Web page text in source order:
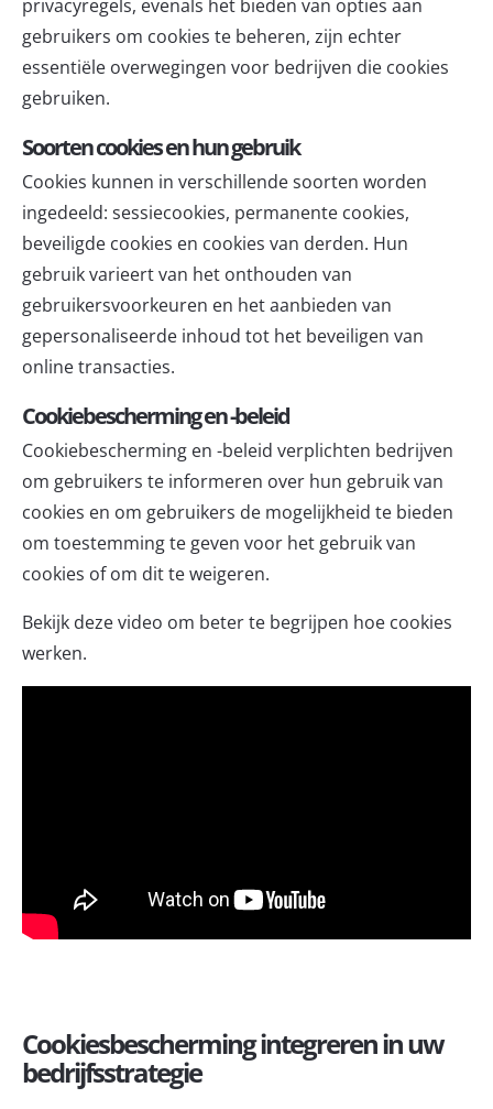
privacyregels, evenals het bieden van opties aan
gebruikers om cookies te beheren, zijn echter
essentiële overwegingen voor bedrijven die cookies
gebruiken.
Soorten cookies en hun gebruik
Cookies kunnen in verschillende soorten worden
ingedeeld: sessiecookies, permanente cookies,
beveiligde cookies en cookies van derden. Hun
gebruik varieert van het onthouden van
gebruikersvoorkeuren en het aanbieden van
gepersonaliseerde inhoud tot het beveiligen van
online transacties.
Cookiebescherming en -beleid
Cookiebescherming en -beleid verplichten bedrijven
om gebruikers te informeren over hun gebruik van
cookies en om gebruikers de mogelijkheid te bieden
om toestemming te geven voor het gebruik van
cookies of om dit te weigeren.
Bekijk deze video om beter te begrijpen hoe cookies
werken.
Cookiesbescherming integreren in uw
bedrijfsstrategie